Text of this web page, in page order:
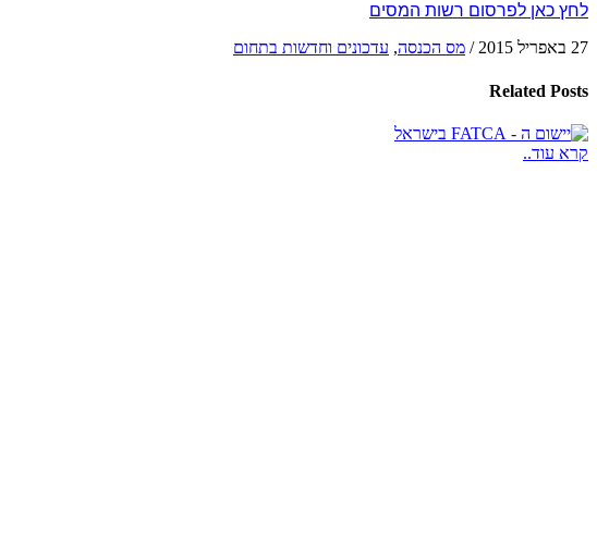
לחץ כאן לפרסום רשות המסים
27 באפריל 2015
/ מס הכנסה, עדכונים וחדשות בתחום
Related Posts
קרא עוד..